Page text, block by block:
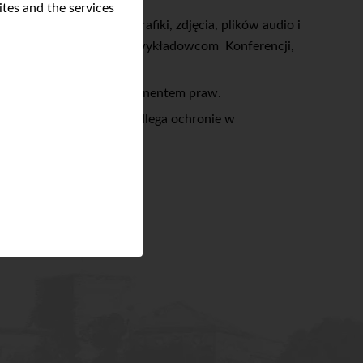
and the services
układ, logo, grafiki, zdjęcia, plików audio i
w szczególności wykładowcom Konferencji,
trzeciej będącej dysponentem praw.
jest nielegalne i podlega ochronie w
Konferencji.